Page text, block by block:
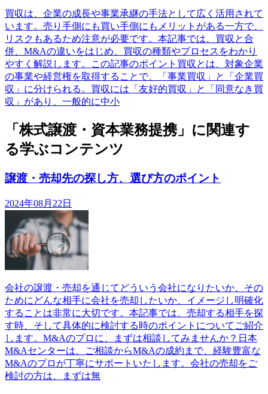
買収は、企業の成長や事業承継の手法として広く活用されて
います。売り手側にも買い手側にもメリットがある一方で、
リスクもあるため注意が必要です。本記事では、買収と合
併、M&Aの違いをはじめ、買収の種類やプロセスをわかり
やすく解説します。この記事のポイント買収とは、対象企業
の事業や経営権を取得することで、「事業買収」と「企業買
収」に分けられる。買収には「友好的買収」と「同意なき買
収」があり、一般的に中小
「株式譲渡・資本業務提携」に関連す
る学ぶコンテンツ
譲渡・売却先の探し方、選び方のポイント
2024年08月22日
会社の譲渡・売却を通じてどういう会社になりたいか、その
ためにどんな相手に会社を売却したいか、イメージし明確化
することは非常に大切です。本記事では、売却する相手を探
す時、そして具体的に検討する時のポイントについてご紹介
します。M&Aのプロに、まずは相談してみませんか？日本
M&Aセンターは、ご相談からM&Aの成約まで、経験豊富な
M&Aのプロが丁寧にサポートいたします。会社の売却をご
検討の方は、まずは無